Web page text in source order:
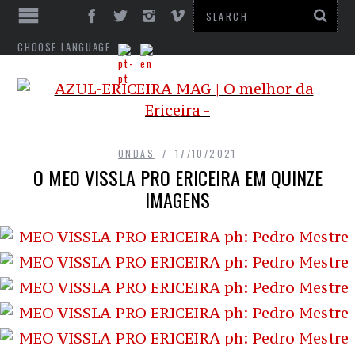
CHOOSE LANGUAGE
ONDAS 17/10/2021
O MEO VISSLA PRO ERICEIRA EM QUINZE
IMAGENS